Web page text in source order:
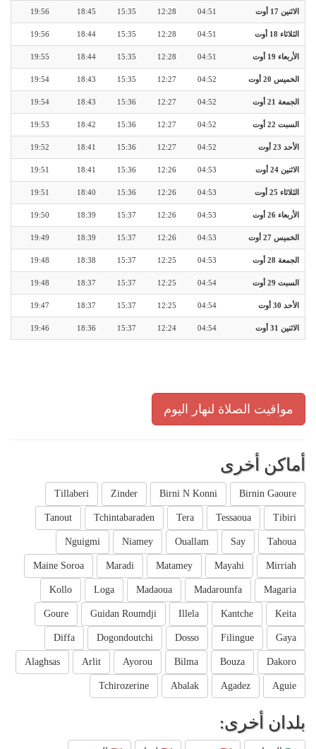
الاثنين 17 أوت 04:51
12:28
15:35
18:45
19:56
الثلاثاء 18 أوت 04:51
12:28
15:35
18:44
19:56
الأربعاء 19 أوت 04:51
12:28
15:35
18:44
19:55
الخميس 20 أوت 04:52
12:27
15:35
18:43
19:54
الجمعة 21 أوت 04:52
12:27
15:36
18:43
19:54
السبت 22 أوت 04:52
12:27
15:36
18:42
19:53
الأحد 23 أوت 04:52
12:27
15:36
18:41
19:52
الاثنين 24 أوت 04:53
12:26
15:36
18:41
19:51
الثلاثاء 25 أوت 04:53
12:26
15:36
18:40
19:51
الأربعاء 26 أوت 04:53
12:26
15:37
18:39
19:50
الخميس 27 أوت 04:53
12:26
15:37
18:39
19:49
الجمعة 28 أوت 04:53
12:25
15:37
18:38
19:48
السبت 29 أوت 04:54
12:25
15:37
18:37
19:48
الأحد 30 أوت 04:54
12:25
15:37
18:37
19:47
الاثنين 31 أوت 04:54
12:24
15:37
18:36
19:46
مواقيت الصلاة لنهار اليوم
أماكن أخرى
Birnin Gaoure
Birni N Konni
Zinder
Tillaberi
Tibiri
Tessaoua
Tera
Tchintabaraden
Tanout
Tahoua
Say
Ouallam
Niamey
Nguigmi
Mirriah
Mayahi
Matamey
Maradi
Maine Soroa
Magaria
Madarounfa
Madaoua
Loga
Kollo
Keita
Kantche
Illela
Guidan Roumdji
Goure
Gaya
Filingue
Dosso
Dogondoutchi
Diffa
Dakoro
Bouza
Bilma
Ayorou
Arlit
Alaghsas
Aguie
Agadez
Abalak
Tchirozerine
بلدان أخرى: